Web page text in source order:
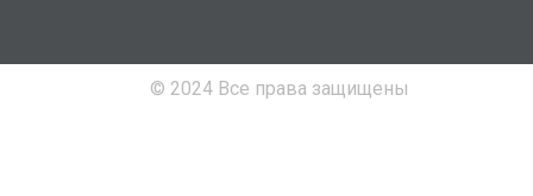
© 2024 Все права защищены